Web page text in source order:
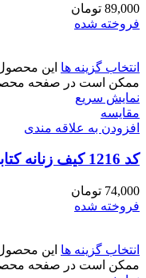
89,000 تومان
فروخته شده
انتخاب گزینه ها این
ممکن است در صفحه
نمایش سریع
مقايسه
افزودن به علاقه مندی
کد 1216 کیف زنانه کتابی جلو زیپ
74,000 تومان
فروخته شده
انتخاب گزینه ها این
ممکن است در صفحه